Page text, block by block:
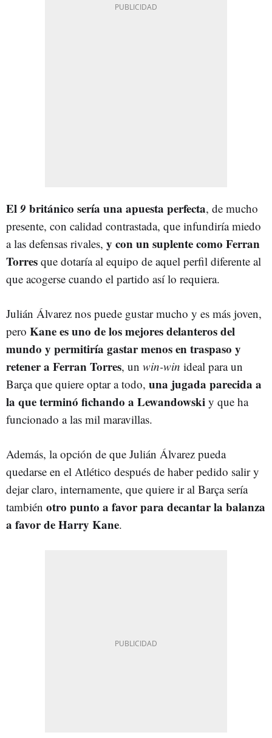
El9 británico sería una apuesta perfecta, de mucho
presente, con calidad contrastada, que infundiría miedo
a las defensas rivales, y con un suplente como Ferran
Torres que dotaría al equipo de aquel perfil diferente al
que acogerse cuando el partido así lo requiera.
Julián Álvarez nos puede gustar mucho y es más joven,
pero Kane es uno de los mejores delanteros del
mundo y permitiría gastar menos en traspaso y
retener a Ferran Torres, un win-win ideal para un
Barça que quiere optar a todo, una jugada parecida a
la que terminó fichando a Lewandowski y que ha
funcionado a las mil maravillas.
Además, la opción de que Julián Álvarez pueda
quedarse en el Atlético después de haber pedido salir y
dejar claro, internamente, que quiere ir al Barça sería
también otro punto a favor para decantar la balanza
a favor de Harry Kane.